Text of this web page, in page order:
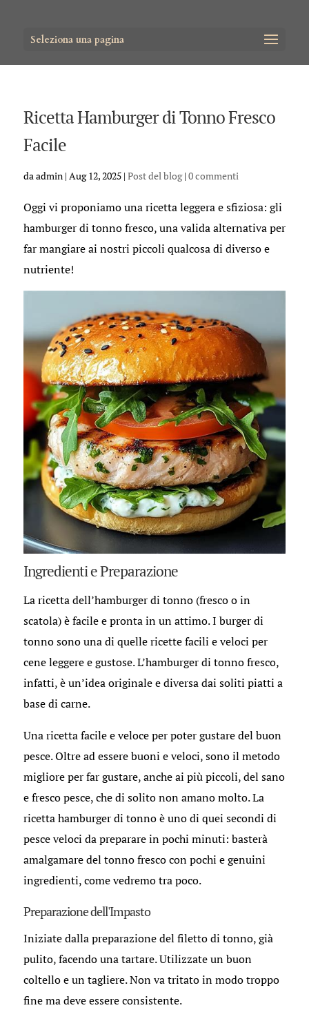
Seleziona una pagina
Ricetta Hamburger di Tonno Fresco
Facile
daadmin| Aug 12, 2025| Post del blog| 0 commenti
Oggi vi proponiamo una ricetta leggera e sfiziosa: gli
hamburger di tonno fresco, una valida alternativa per
far mangiare ai nostri piccoli qualcosa di diverso e
nutriente!
Ingredienti e Preparazione
La ricetta dell’hamburger di tonno (fresco o in
scatola) è facile e pronta in un attimo. I burger di
tonno sono una di quelle ricette facili e veloci per
cene leggere e gustose. L’hamburger di tonno fresco,
infatti, è un’idea originale e diversa dai soliti piatti a
base di carne.
Una ricetta facile e veloce per poter gustare del buon
pesce. Oltre ad essere buoni e veloci, sono il metodo
migliore per far gustare, anche ai più piccoli, del sano
e fresco pesce, che di solito non amano molto. La
ricetta hamburger di tonno è uno di quei secondi di
pesce veloci da preparare in pochi minuti: basterà
amalgamare del tonno fresco con pochi e genuini
ingredienti, come vedremo tra poco.
Preparazione dell'Impasto
Iniziate dalla preparazione del filetto di tonno, già
pulito, facendo una tartare. Utilizzate un buon
coltello e un tagliere. Non va tritato in modo troppo
fine ma deve essere consistente.